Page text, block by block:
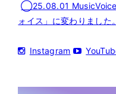
◯25.08.01 MusicVoice
ォイス」に変わりました。
Instagram